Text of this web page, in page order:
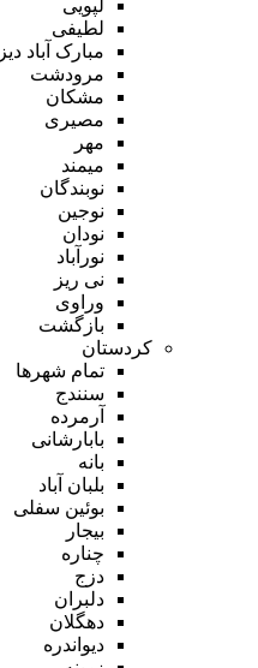
لپویی
لطیفی
مبارک آباد دیز
مرودشت
مشکان
مصیری
مهر
میمند
نوبندگان
نوجین
نودان
نورآباد
نی ریز
وراوی
بازگشت
کردستان
تمام شهر‌ها
سنندج
آرمرده
بابارشانی
بانه
بلبان آباد
بوئین سفلی
بیجار
چناره
دزج
دلبران
دهگلان
دیواندره